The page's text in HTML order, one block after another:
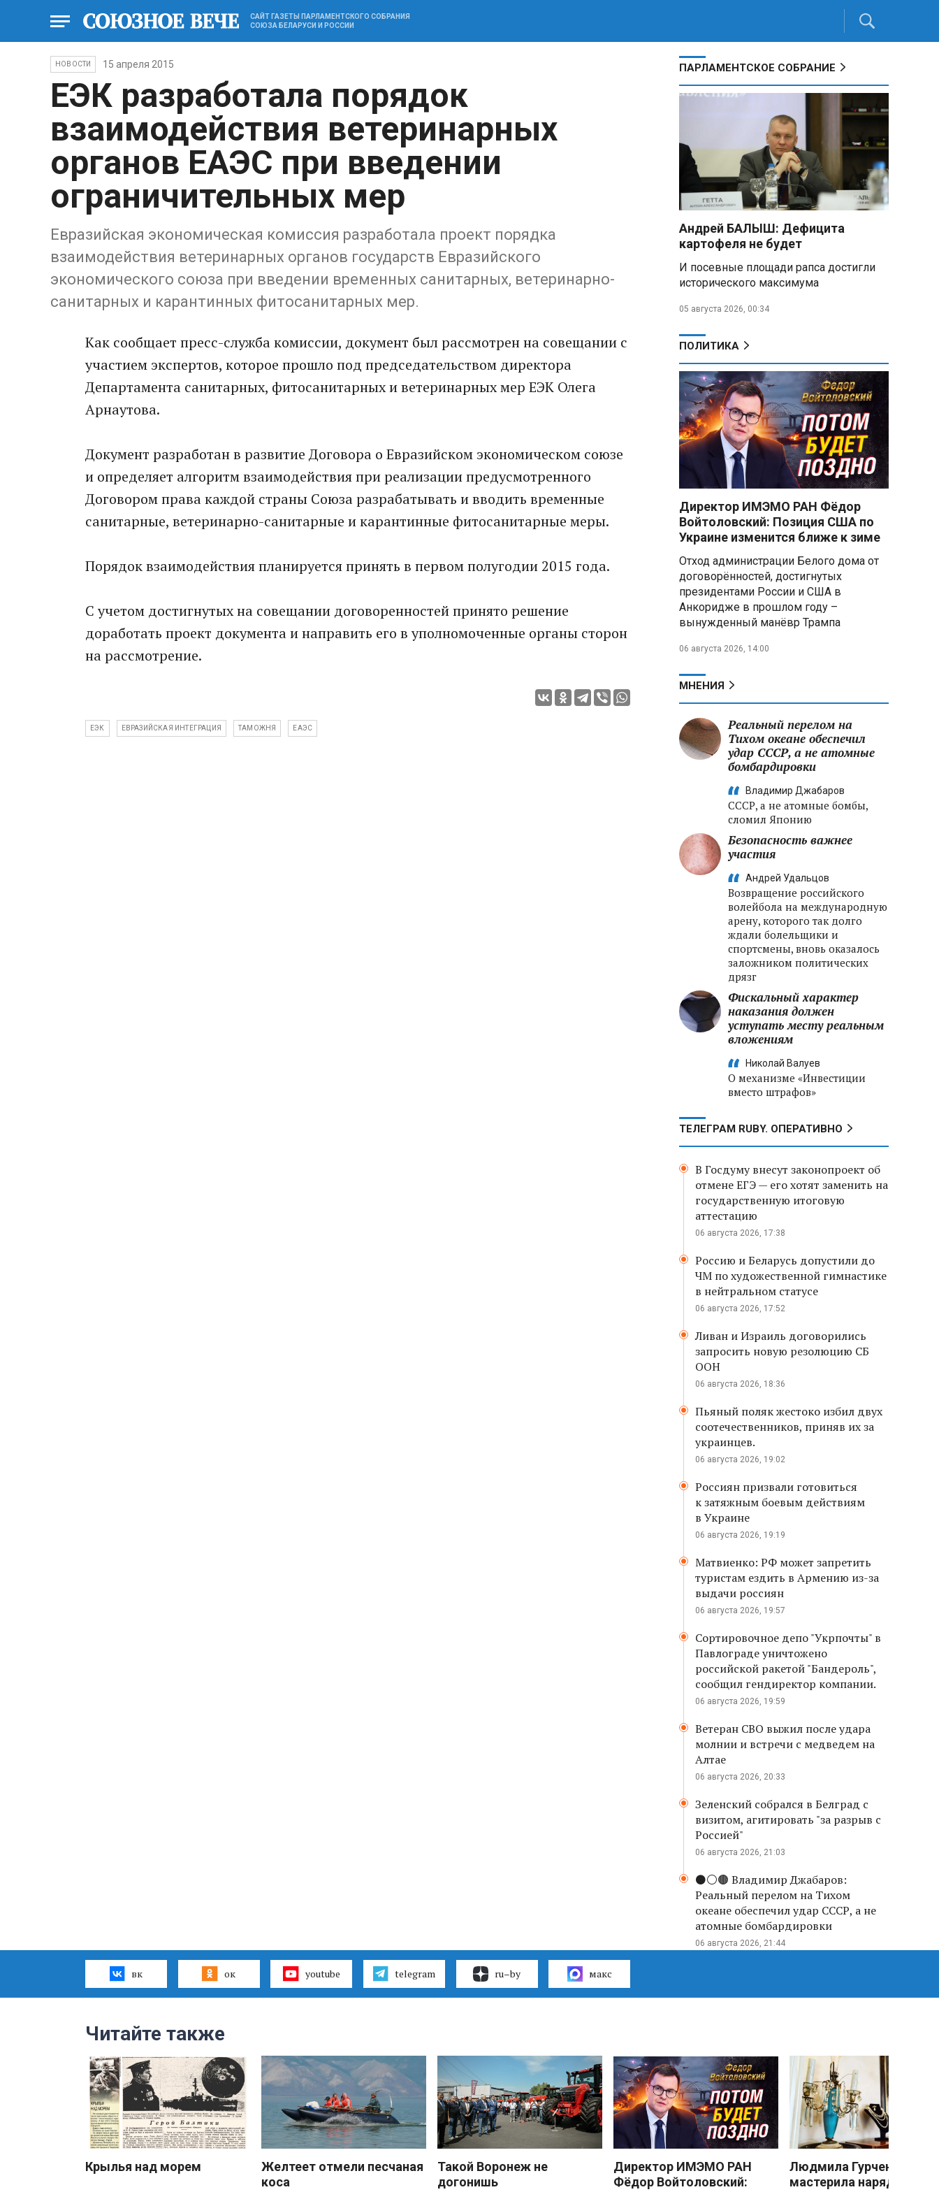
САЙТ ГАЗЕТЫ ПАРЛАМЕНТСКОГО СОБРАНИЯ
СОЮЗА БЕЛАРУСИ И РОССИИ
НОВОСТИ 15 апреля 2015
ЕЭК разработала порядок
взаимодействия ветеринарных
органов ЕАЭС при введении
ограничительных мер
Евразийская экономическая комиссия разработала проект порядка
взаимодействия ветеринарных органов государств Евразийского
экономического союза при введении временных санитарных, ветеринарно-
санитарных и карантинных фитосанитарных мер.
Как сообщает пресс-служба комиссии, документ был рассмотрен на совещании с
участием экспертов, которое прошло под председательством директора
Департамента санитарных, фитосанитарных и ветеринарных мер ЕЭК Олега
Арнаутова.
Документ разработан в развитие Договора о Евразийском экономическом союзе
и определяет алгоритм взаимодействия при реализации предусмотренного
Договором права каждой страны Союза разрабатывать и вводить временные
санитарные, ветеринарно-санитарные и карантинные фитосанитарные меры.
Порядок взаимодействия планируется принять в первом полугодии 2015 года.
С учетом достигнутых на совещании договоренностей принято решение
доработать проект документа и направить его в уполномоченные органы сторон
на рассмотрение.
ЕЭК ЕВРАЗИЙСКАЯ ИНТЕГРАЦИЯ ТАМОЖНЯ ЕАЭС
ПАРЛАМЕНТСКОЕ СОБРАНИЕ
Андрей БАЛЫШ: Дефицита
картофеля не будет
И посевные площади рапса достигли
исторического максимума
05 августа 2026, 00:34
ПОЛИТИКА
Директор ИМЭМО РАН Фёдор
Войтоловский: Позиция США по
Украине изменится ближе к зиме
Отход администрации Белого дома от
договорённостей, достигнутых
президентами России и США в
Анкоридже в прошлом году –
вынужденный манёвр Трампа
06 августа 2026, 14:00
МНЕНИЯ
Реальный перелом на
Тихом океане обеспечил
удар СССР, а не атомные
бомбардировки
Владимир Джабаров
СССР, а не атомные бомбы,
сломил Японию
Безопасность важнее
участия
Андрей Удальцов
Возвращение российского
волейбола на международную
арену, которого так долго
ждали болельщики и
спортсмены, вновь оказалось
заложником политических
дрязг
Фискальный характер
наказания должен
уступать месту реальным
вложениям
Николай Валуев
О механизме «Инвестиции
вместо штрафов»
ТЕЛЕГРАМ RUBY. ОПЕРАТИВНО
В Госдуму внесут законопроект об
отмене ЕГЭ — его хотят заменить на
государственную итоговую
аттестацию
06 августа 2026, 17:38
Россию и Беларусь допустили до
ЧМ по художественной гимнастике
в нейтральном статусе
06 августа 2026, 17:52
Ливан и Израиль договорились
запросить новую резолюцию СБ
ООН
06 августа 2026, 18:36
Пьяный поляк жестоко избил двух
соотечественников, приняв их за
украинцев.
06 августа 2026, 19:02
Россиян призвали готовиться
к затяжным боевым действиям
в Украине
06 августа 2026, 19:19
Матвиенко: РФ может запретить
туристам ездить в Армению из-за
выдачи россиян
06 августа 2026, 19:57
Сортировочное депо "Укрпочты" в
Павлограде уничтожено
российской ракетой "Бандероль",
сообщил гендиректор компании.
06 августа 2026, 19:59
Ветеран СВО выжил после удара
молнии и встречи с медведем на
Алтае
06 августа 2026, 20:33
Зеленский собрался в Белград с
визитом, агитировать "за разрыв с
Россией"
06 августа 2026, 21:03
⚫️⚪️🟤 Владимир Джабаров:
Реальный перелом на Тихом
океане обеспечил удар СССР, а не
атомные бомбардировки
06 августа 2026, 21:44
вк ок youtube telegram ru–by макс
Читайте также
Крылья над морем
Желтеет отмели песчаная
коса
Такой Воронеж не
догонишь
Директор ИМЭМО РАН
Фёдор Войтоловский:
Людмила Гурченко
мастерила наряды из